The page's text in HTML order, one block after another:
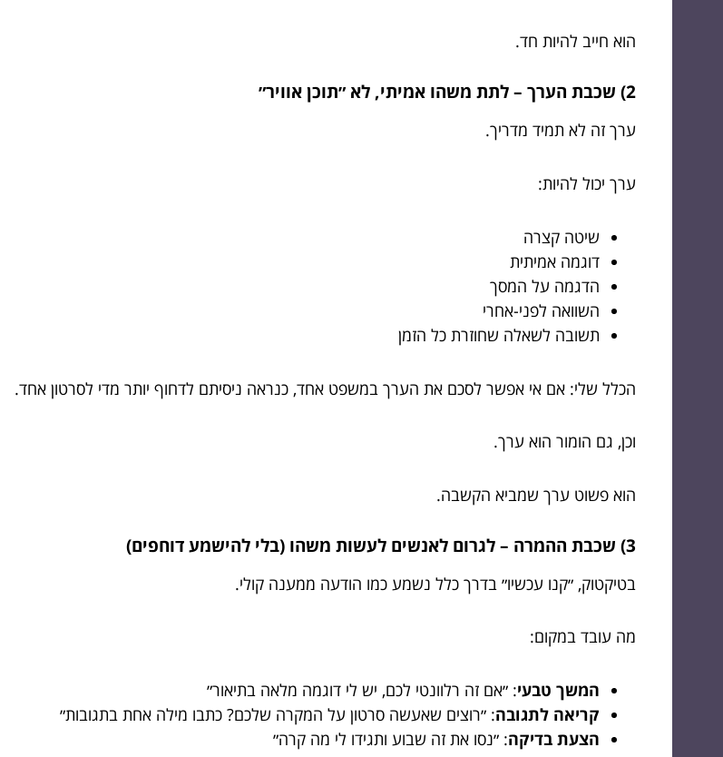
הוא חייב להיות חד.
2) שכבת הערך – לתת משהו אמיתי, לא ״תוכן אוויר״
ערך זה לא תמיד מדריך.
ערך יכול להיות:
שיטה קצרה
דוגמה אמיתית
הדגמה על המסך
השוואה לפני-אחרי
תשובה לשאלה שחוזרת כל הזמן
הכלל שלי: אם אי אפשר לסכם את הערך במשפט אחד, כנראה ניסיתם לדחוף יותר מדי לסרטון אחד.
וכן, גם הומור הוא ערך.
הוא פשוט ערך שמביא הקשבה.
3) שכבת ההמרה – לגרום לאנשים לעשות משהו (בלי להישמע דוחפים)
בטיקטוק, ״קנו עכשיו״ בדרך כלל נשמע כמו הודעה ממענה קולי.
מה עובד במקום:
המשך טבעי: ״אם זה רלוונטי לכם, יש לי דוגמה מלאה בתיאור״
קריאה לתגובה: ״רוצים שאעשה סרטון על המקרה שלכם? כתבו מילה אחת בתגובות״
הצעת בדיקה: ״נסו את זה שבוע ותגידו לי מה קרה״